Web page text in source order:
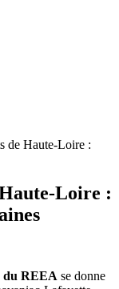
de Haute-Loire :
Loire :
du REEA se donne